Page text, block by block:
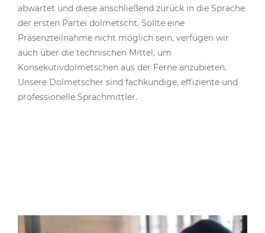
abwartet und diese anschließend zurück in die Sprache
der ersten Partei dolmetscht. Sollte eine
Präsenzteilnahme nicht möglich sein, verfügen wir
auch über die technischen Mittel, um
Konsekutivdolmetschen aus der Ferne anzubieten.
Unsere Dolmetscher sind fachkundige, effiziente und
professionelle Sprachmittler.